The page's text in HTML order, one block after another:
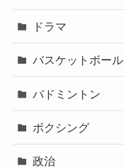
ドラマ
バスケットボール
バドミントン
ボクシング
政治